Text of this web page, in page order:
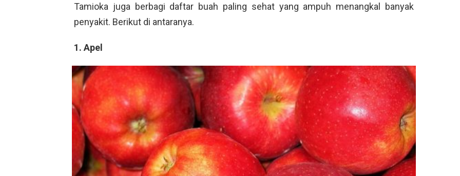
Tamioka juga berbagi daftar buah paling sehat yang ampuh menangkal banyak
penyakit. Berikut di antaranya.
1. Apel